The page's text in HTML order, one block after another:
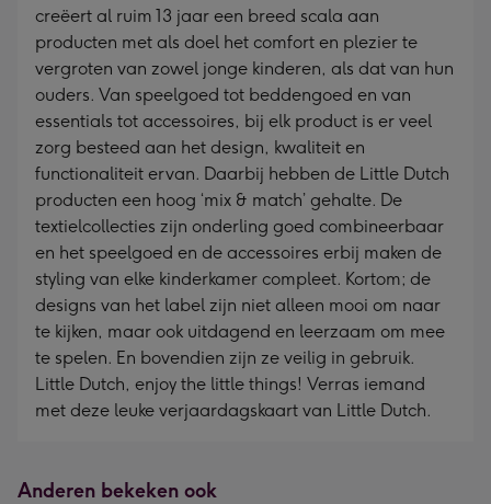
creëert al ruim 13 jaar een breed scala aan
producten met als doel het comfort en plezier te
vergroten van zowel jonge kinderen, als dat van hun
ouders. Van speelgoed tot beddengoed en van
essentials tot accessoires, bij elk product is er veel
zorg besteed aan het design, kwaliteit en
functionaliteit ervan. Daarbij hebben de Little Dutch
producten een hoog ‘mix & match’ gehalte. De
textielcollecties zijn onderling goed combineerbaar
en het speelgoed en de accessoires erbij maken de
styling van elke kinderkamer compleet. Kortom; de
designs van het label zijn niet alleen mooi om naar
te kijken, maar ook uitdagend en leerzaam om mee
te spelen. En bovendien zijn ze veilig in gebruik.
Little Dutch, enjoy the little things! Verras iemand
met deze leuke verjaardagskaart van Little Dutch.
Anderen bekeken ook